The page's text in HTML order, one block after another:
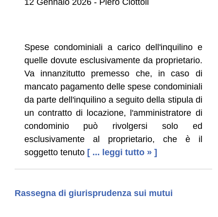
Spese condominiali a carico dell'inquilino e
quelle dovute esclusivamente da proprietario.
Va innanzitutto premesso che, in caso di
mancato pagamento delle spese condominiali
da parte dell'inquilino a seguito della stipula di
un contratto di locazione, l'amministratore di
condominio può rivolgersi solo ed
esclusivamente al proprietario, che è il
soggetto tenuto [ ... leggi tutto » ]
Rassegna di giurisprudenza sui mutui